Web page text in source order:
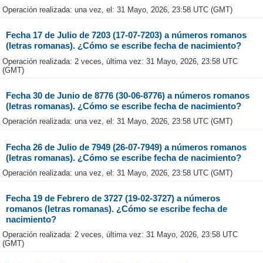
Operación realizada: una vez, el: 31 Mayo, 2026, 23:58 UTC (GMT)
Fecha 17 de Julio de 7203 (17-07-7203) a números romanos
(letras romanas). ¿Cómo se escribe fecha de nacimiento?
Operación realizada: 2 veces, última vez: 31 Mayo, 2026, 23:58 UTC
(GMT)
Fecha 30 de Junio de 8776 (30-06-8776) a números romanos
(letras romanas). ¿Cómo se escribe fecha de nacimiento?
Operación realizada: una vez, el: 31 Mayo, 2026, 23:58 UTC (GMT)
Fecha 26 de Julio de 7949 (26-07-7949) a números romanos
(letras romanas). ¿Cómo se escribe fecha de nacimiento?
Operación realizada: una vez, el: 31 Mayo, 2026, 23:58 UTC (GMT)
Fecha 19 de Febrero de 3727 (19-02-3727) a números
romanos (letras romanas). ¿Cómo se escribe fecha de
nacimiento?
Operación realizada: 2 veces, última vez: 31 Mayo, 2026, 23:58 UTC
(GMT)